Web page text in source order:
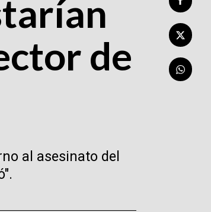
de
al asesinato del